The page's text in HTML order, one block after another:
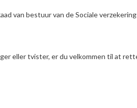
van bestuur van de Sociale
eller tvister, er du velkommen til at